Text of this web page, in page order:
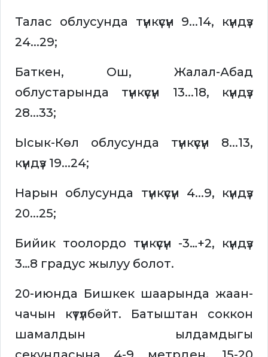
Талас облусунда түнкүсүн 9...14, күндүз
24...29;
Баткен, Ош, Жалал-Абад
облустарында түнкүсүн 13...18, күндүз
28...33;
Ысык-Көл облусунда түнкүсүн 8...13,
күндүз 19...24;
Нарын облусунда түнкүсүн 4...9, күндүз
20...25;
Бийик тоолордо түнкүсүн -3…+2, күндүз
3…8 градус жылуу болот.
20-июнда Бишкек шаарында жаан-
чачын күтүлбөйт. Батыштан соккон
шамалдын ылдамдыгы